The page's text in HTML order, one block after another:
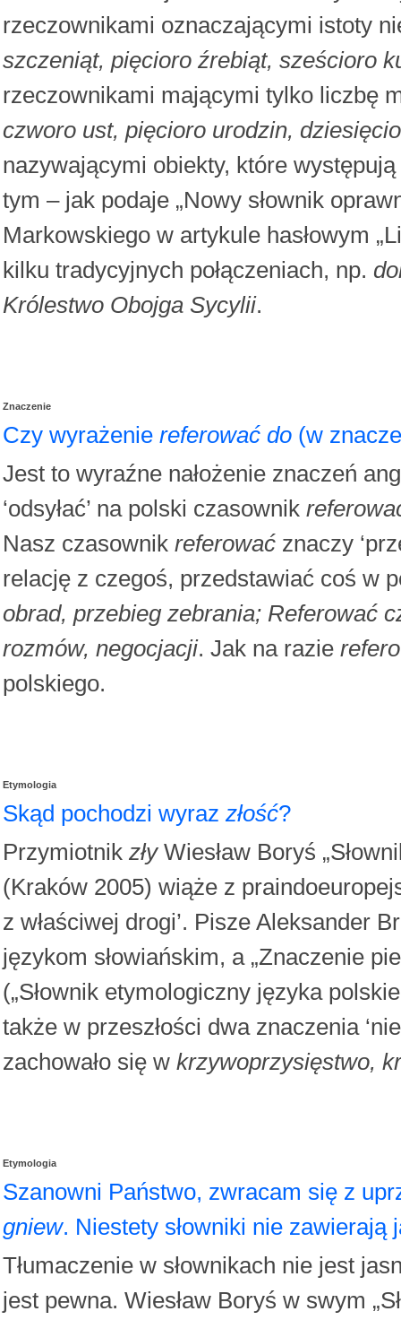
rzeczownikami oznaczającymi istoty
szczeniąt, pięcioro źrebiąt, sześcioro
rzeczownikami mającymi tylko liczbę
czworo ust, pięcioro urodzin,
nazywającymi obiekty, które
tym – jak podaje „Nowy słownik
Markowskiego w artykule hasłowym
kilku tradycyjnych połączeniach, np.
Królestwo Obojga Sycylii.
Znaczenie
Czy wyrażenie referować do (w
Jest to wyraźne nałożenie znaczeń
‘odsyłać’ na polski czasownik
Nasz czasownik referować znaczy
relację z czegoś, przedstawiać coś w
obrad, przebieg zebrania; Referować
rozmów, negocjacji. Jak na razie
polskiego.
Etymologia
Skąd pochodzi wyraz złość?
Przymiotnik złyWiesław Boryś
(Kraków 2005) wiąże z
z właściwej drogi’. Pisze Aleksander
językom słowiańskim, a „Znaczenie
(„Słownik etymologiczny języka
także w przeszłości dwa znaczenia
zachowało się w krzywoprzysięstwo,
Etymologia
Szanowni Państwo, zwracam się z
gniew. Niestety słowniki nie zawierają
Tłumaczenie w słownikach nie jest
jest pewna. Wiesław Boryś w swym